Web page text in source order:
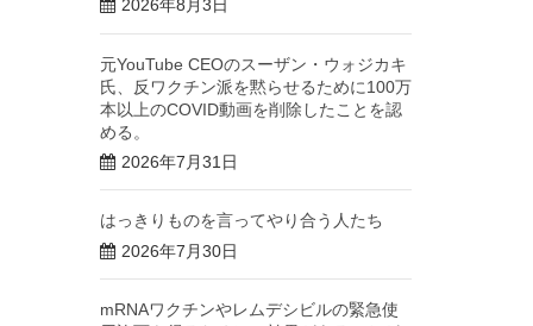
2026年8月3日
元YouTube CEOのスーザン・ウォジカキ
氏、反ワクチン派を黙らせるために100万
本以上のCOVID動画を削除したことを認
める。
2026年7月31日
はっきりものを言ってやり合う人たち
2026年7月30日
mRNAワクチンやレムデシビルの緊急使